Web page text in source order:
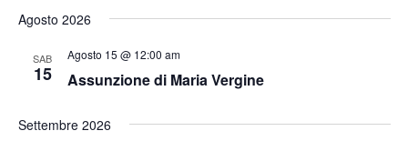
la
Agosto 2026
SAB
15 Assunzione di Maria Vergine
Agosto 15 @ 12:00 am
Settembre 2026